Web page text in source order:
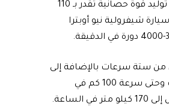
وتتميز سيارة شيفرولية نيو أوبترا بمحرك رباعي الاسطوانات سعة 1.5 لتر قادر على توليد قوة حصانية تُقدر بـ 110
كما يُخرج محرك سيارة شيفرولية نيو أوبترا
من ستة سرعات بالإضافة إلى
الغيار الخلفي وهو قادر على العمل مع محرك السيارة للوصول بالسيارة من الثبات وحتى سرعة 100 كم في